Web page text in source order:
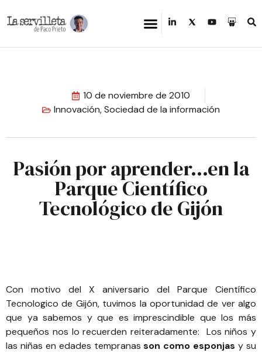
10 de noviembre de 2010
Innovación,Sociedad de la información
Pasión por aprender…en la
Parque Científico
Tecnológico de Gijón
Con motivo del X aniversario del Parque Científico
Tecnologico de Gijón, tuvimos la oportunidad de ver algo
que ya sabemos y que es imprescindible que los más
pequeños nos lo recuerden reiteradamente: Los niños y
las niñas en edades tempranasson como esponjas y su